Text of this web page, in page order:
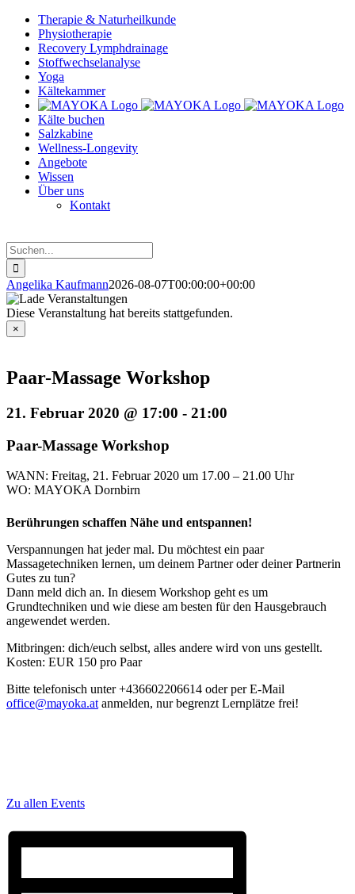
Therapie & Naturheilkunde
Physiotherapie
Recovery Lymphdrainage
Stoffwechselanalyse
Yoga
Kältekammer
Kälte buchen
Salzkabine
Wellness-Longevity
Angebote
Wissen
Über uns
Kontakt
Suche
nach:
Angelika Kaufmann2026-08-07T00:00:00+00:00
Diese Veranstaltung hat bereits stattgefunden.
×
Paar-Massage Workshop
21. Februar 2020 @ 17:00 - 21:00
Paar-Massage Workshop
WANN: Freitag, 21. Februar 2020 um 17.00 – 21.00 Uhr
WO: MAYOKA Dornbirn
Berührungen schaffen Nähe und entspannen!
Verspannungen hat jeder mal. Du möchtest ein paar
Massagetechniken lernen, um deinem Partner oder deiner Partnerin
Gutes zu tun?
Dann meld dich an. In diesem Workshop geht es um
Grundtechniken und wie diese am besten für den Hausgebrauch
angewendet werden.
Mitbringen: dich/euch selbst, alles andere wird von uns gestellt.
Kosten: EUR 150 pro Paar
Bitte telefonisch unter +436602206614 oder per E-Mail
office@mayoka.at anmelden, nur begrenzt Lernplätze frei!
Zu allen Events